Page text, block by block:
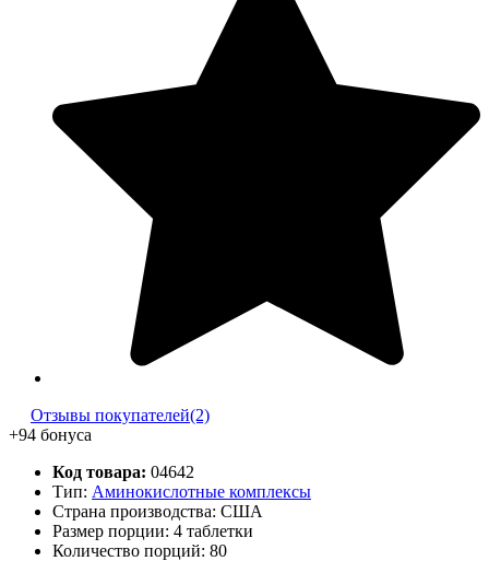
Отзывы покупателей(2)
+94 бонуса
Код товара: 04642
Тип: Аминокислотные комплексы
Страна производства: США
Размер порции: 4 таблетки
Количество порций: 80